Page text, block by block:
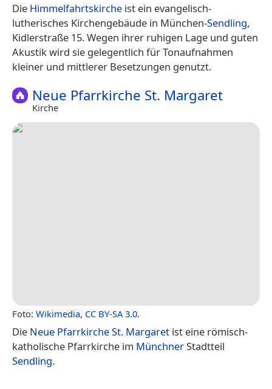
Die Himmelfahrtskirche ist ein evangelisch-
lutherisches Kirchengebäude in München-Sendling,
Kidlerstraße 15. Wegen ihrer ruhigen Lage und guten
Akustik wird sie gelegentlich für Tonaufnahmen
kleiner und mittlerer Besetzungen genutzt.
Neue Pfarrkirche St. Margaret
Kirche
Foto: Wikimedia, CC BY-SA 3.0.
Die Neue Pfarrkirche St. Margaret ist eine römisch-
katholische Pfarrkirche im MünchnerStadtteil
Sendling.